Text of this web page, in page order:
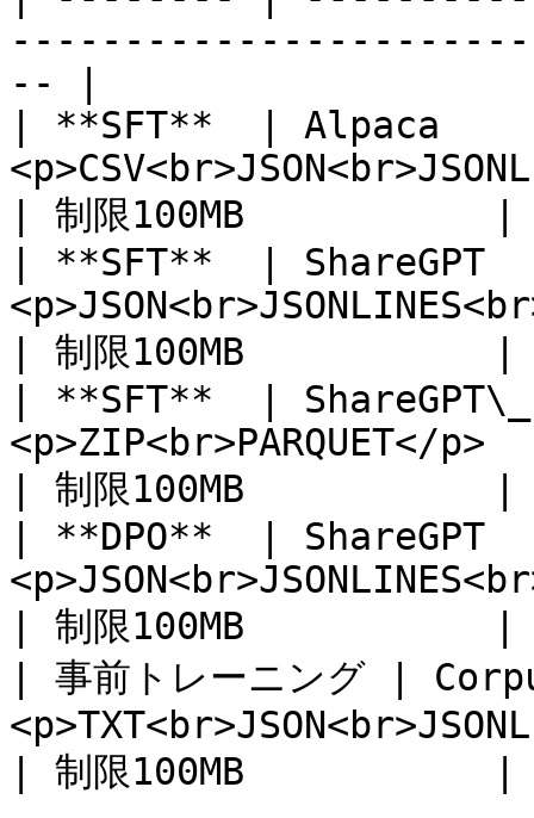
-- |
| **SFT**  | Alpaca
| 制限100MB           |
| **SFT**  |
| 制限100MB           |
| **SFT**  |
<p>ZIP<br>PARQUET</p>
| 制限100MB           |
| **DPO**  |
| 制限100MB           |
| 事前トレーニング |
| 制限100MB           |